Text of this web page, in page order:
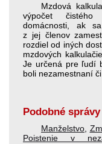
Mzdová
výpočet čistého
domácnosti, ak
z jej členov
rozdiel od iných
mzdových
Je určená pre ľudí
boli nezamestnaní
Podobné správy
Manželstvo
Poistenie v